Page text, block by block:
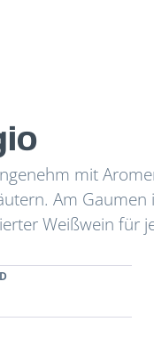
mit
Am
Weißwein für